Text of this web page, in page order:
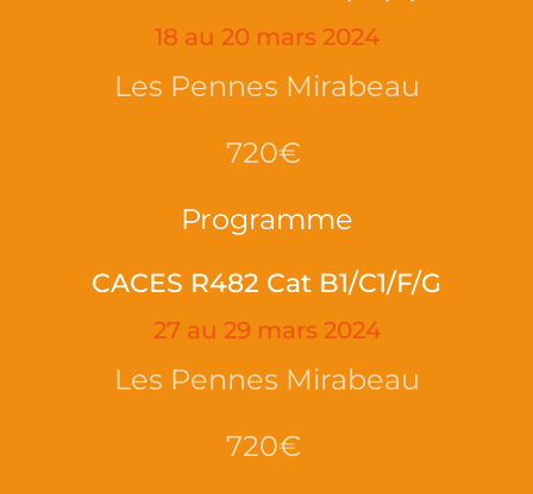
18 au 20 mars 2024
Les Pennes Mirabeau
720€
Programme
CACES R482 Cat B1/C1/F/G
27 au 29 mars 2024
Les Pennes Mirabeau
720€